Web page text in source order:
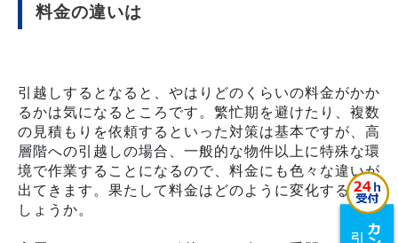
料金の違いは
引越しするとなると、やはりどのくらいの料金がかか
るかは気になるところです。繁忙期を避けたり、複数
の見積もりを依頼するといった対策は基本ですが、高
層階への引越しの場合、一般的な物件以上に特殊な環
境で作業することになるので、料金にも色々な違いが
出てきます。果たして料金はどのように変化するので
しょうか。